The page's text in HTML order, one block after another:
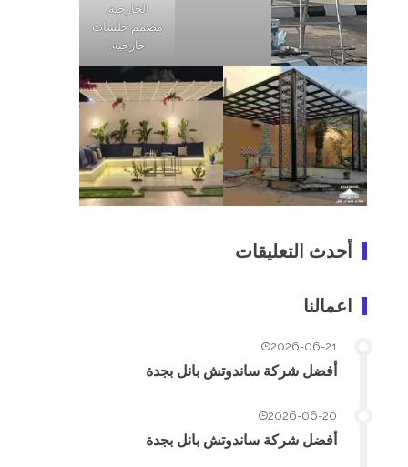
الخارجية,
مصمم جلسات
خارجية,
أحدث التعليقات
اعمالنا
2026-06-21
أفضل شركة ساندوتش بانل بجدة
2026-06-20
أفضل شركة ساندوتش بانل بجدة